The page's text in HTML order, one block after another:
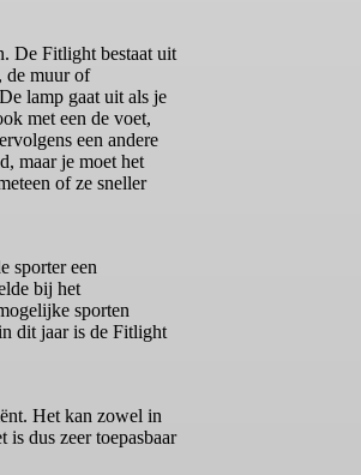
De Fitlight bestaat uit
de muur of
lamp gaat uit als je
met een de voet,
een andere
maar je moet het
of ze sneller
sporter een
bij het
sporten
dit jaar is de Fitlight
Het kan zowel in
dus zeer toepasbaar